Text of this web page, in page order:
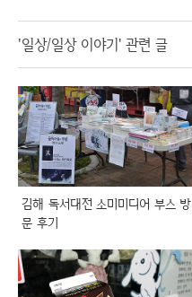
'일상/일상 이야기' 관련 글
김해 독서대전 소미미디어 부스 방
문 후기